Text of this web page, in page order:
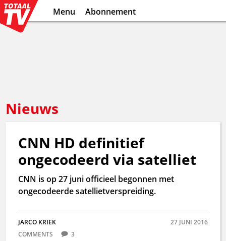
Menu Abonnement
Nieuws
CNN HD definitief
ongecodeerd via satelliet
CNN is op 27 juni officieel begonnen met
ongecodeerde satellietverspreiding.
JARCO KRIEK
27 JUNI 2016
COMMENTS
3